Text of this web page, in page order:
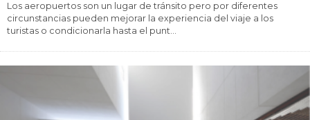
Los aeropuertos son un lugar de tránsito pero por diferentes
circunstancias pueden mejorar la experiencia del viaje a los
turistas o condicionarla hasta el punt...